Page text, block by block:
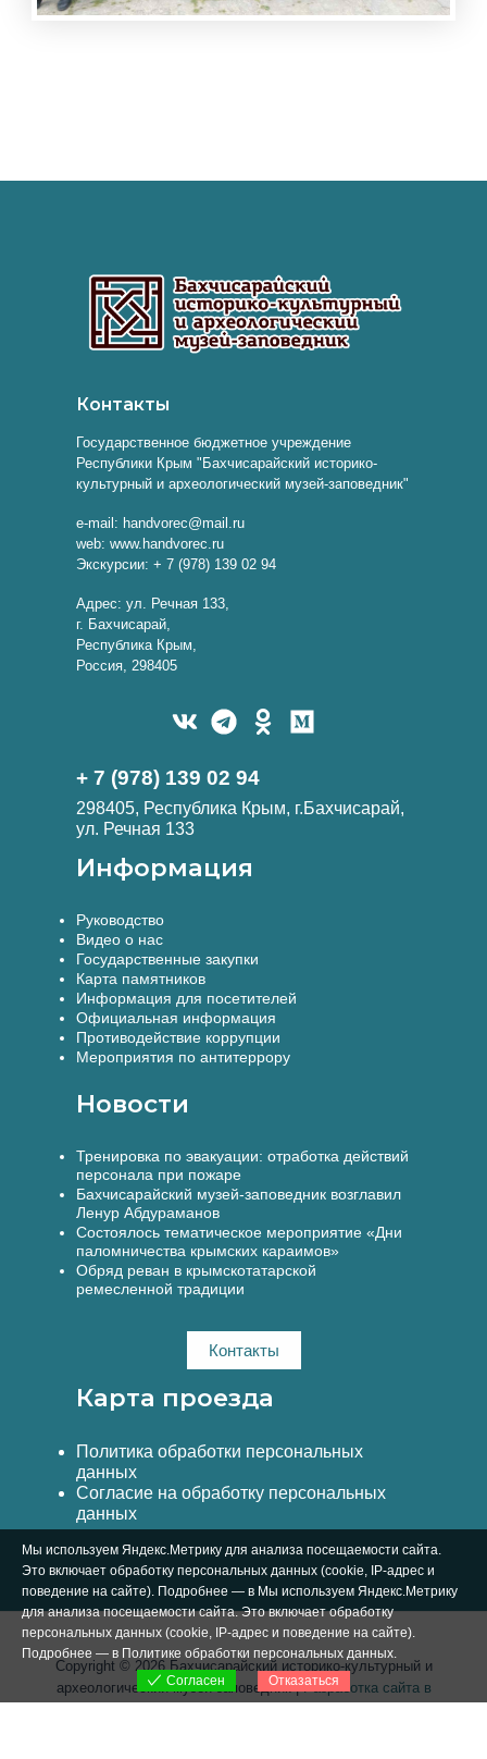
Контакты
Государственное бюджетное учреждение
Республики Крым "Бахчисарайский историко-
культурный и археологический музей-заповедник"
e-mail: handvorec@mail.ru
web: www.handvorec.ru
Экскурсии: + 7 (978) 139 02 94
Адрес: ул. Речная 133,
г. Бахчисарай,
Республика Крым,
Россия, 298405
+ 7 (978) 139 02 94
298405, Республика Крым, г.Бахчисарай,
ул. Речная 133
Информация
Руководство
Видео о нас
Государственные закупки
Карта памятников
Информация для посетителей
Официальная информация
Противодействие коррупции
Мероприятия по антитеррору
Новости
Тренировка по эвакуации: отработка действий
персонала при пожаре
Бахчисарайский музей-заповедник возглавил
Ленур Абдураманов
Состоялось тематическое мероприятие «Дни
паломничества крымских караимов»
Обряд реван в крымскотатарской
ремесленной традиции
Контакты
Карта проезда
Политика обработки персональных
данных
Согласие на обработку персональных
данных
Copyright © 2026 Бахчисарайский историко-культурный и
археологический музей-заповедник |Разработка сайта в
Мы используем Яндекс.Метрику для анализа посещаемости сайта.
Это включает обработку персональных данных (cookie, IP-адрес и
поведение на сайте). Подробнее — в Мы используем Яндекс.Метрику
для анализа посещаемости сайта. Это включает обработку
персональных данных (cookie, IP-адрес и поведение на сайте).
Подробнее — в Политике обработки персональных данных.
Согласен
Отказаться